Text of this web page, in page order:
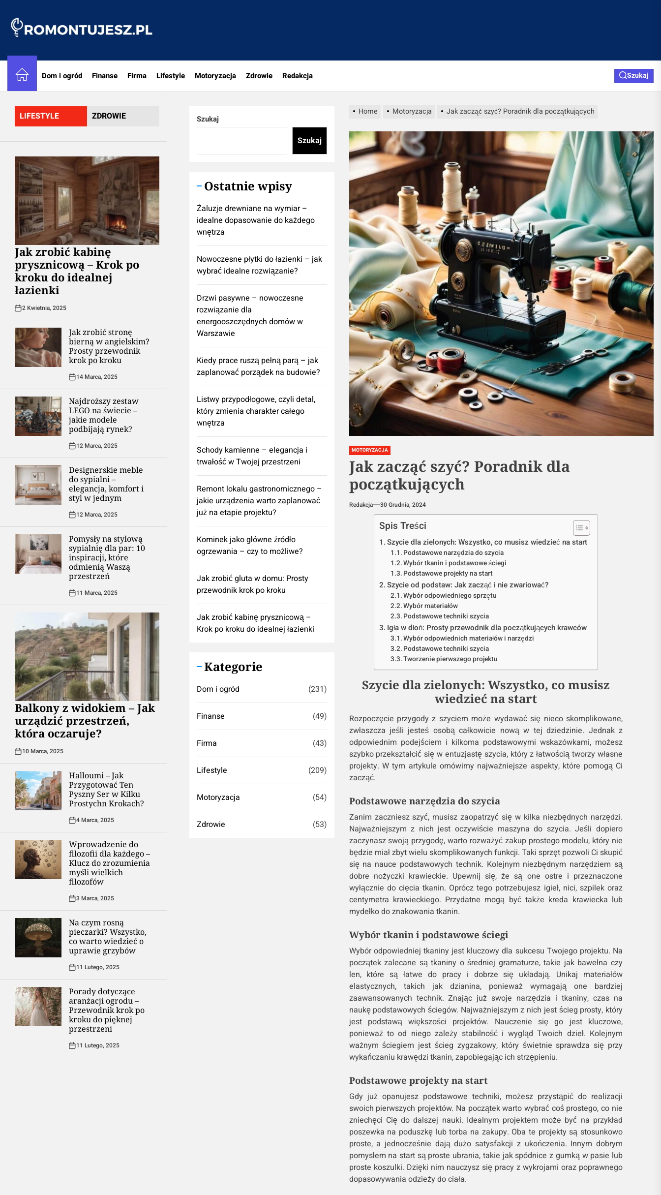
content
Dom i ogród Finanse Firma Lifestyle Motoryzacja Zdrowie Redakcja Szukaj
LIFESTYLE ZDROWIE
Jak zrobić kabinę
prysznicową – Krok po
kroku do idealnej
łazienki
2 Kwietnia, 2025
Jak zrobić stronę
bierną w angielskim?
Prosty przewodnik
krok po kroku
14 Marca, 2025
Najdroższy zestaw
LEGO na świecie –
jakie modele
podbijają rynek?
12 Marca, 2025
Designerskie meble
do sypialni –
elegancja, komfort i
styl w jednym
12 Marca, 2025
Pomysły na stylową
sypialnię dla par: 10
inspiracji, które
odmienią Waszą
przestrzeń
11 Marca, 2025
Balkony z widokiem – Jak
urządzić przestrzeń,
która oczaruje?
10 Marca, 2025
Halloumi – Jak
Przygotować Ten
Pyszny Ser w Kilku
Prostychn Krokach?
4 Marca, 2025
Wprowadzenie do
filozofii dla każdego –
Klucz do zrozumienia
myśli wielkich
filozofów
3 Marca, 2025
Na czym rosną
pieczarki? Wszystko,
co warto wiedzieć o
uprawie grzybów
11 Lutego, 2025
Porady dotyczące
aranżacji ogrodu –
Przewodnik krok po
kroku do pięknej
przestrzeni
11 Lutego, 2025
Home Motoryzacja Jak zacząć szyć? Poradnik dla początkujących
MOTORYZACJA
Jak zacząć szyć? Poradnik dla
początkujących
Redakcja 30 Grudnia, 2024
Spis Treści
Szycie dla zielonych: Wszystko, co musisz wiedzieć na start
Podstawowe narzędzia do szycia
Wybór tkanin i podstawowe ściegi
Podstawowe projekty na start
Szycie od podstaw: Jak zacząć i nie zwariować?
Wybór odpowiedniego sprzętu
Wybór materiałów
Podstawowe techniki szycia
Igła w dłoń: Prosty przewodnik dla początkujących krawców
Wybór odpowiednich materiałów i narzędzi
Podstawowe techniki szycia
Tworzenie pierwszego projektu
Szycie dla zielonych: Wszystko, co musisz
wiedzieć na start
Rozpoczęcie przygody z szyciem może wydawać się nieco skomplikowane,
zwłaszcza jeśli jesteś osobą całkowicie nową w tej dziedzinie. Jednak z
odpowiednim podejściem i kilkoma podstawowymi wskazówkami, możesz
szybko przekształcić się w entuzjastę szycia, który z łatwością tworzy własne
projekty. W tym artykule omówimy najważniejsze aspekty, które pomogą Ci
zacząć.
Podstawowe narzędzia do szycia
Zanim zaczniesz szyć, musisz zaopatrzyć się w kilka niezbędnych narzędzi.
Najważniejszym z nich jest oczywiście maszyna do szycia. Jeśli dopiero
zaczynasz swoją przygodę, warto rozważyć zakup prostego modelu, który nie
będzie miał zbyt wielu skomplikowanych funkcji. Taki sprzęt pozwoli Ci skupić
się na nauce podstawowych technik. Kolejnym niezbędnym narzędziem są
dobre nożyczki krawieckie. Upewnij się, że są one ostre i przeznaczone
wyłącznie do cięcia tkanin. Oprócz tego potrzebujesz igieł, nici, szpilek oraz
centymetra krawieckiego. Przydatne mogą być także kreda krawiecka lub
mydełko do znakowania tkanin.
Wybór tkanin i podstawowe ściegi
Wybór odpowiedniej tkaniny jest kluczowy dla sukcesu Twojego projektu. Na
początek zalecane są tkaniny o średniej gramaturze, takie jak bawełna czy
len, które są łatwe do pracy i dobrze się układają. Unikaj materiałów
elastycznych, takich jak dzianina, ponieważ wymagają one bardziej
zaawansowanych technik. Znając już swoje narzędzia i tkaniny, czas na
naukę podstawowych ściegów. Najważniejszym z nich jest ścieg prosty, który
jest podstawą większości projektów. Nauczenie się go jest kluczowe,
ponieważ to od niego zależy stabilność i wygląd Twoich dzieł. Kolejnym
ważnym ściegiem jest ścieg zygzakowy, który świetnie sprawdza się przy
wykańczaniu krawędzi tkanin, zapobiegając ich strzępieniu.
Podstawowe projekty na start
Gdy już opanujesz podstawowe techniki, możesz przystąpić do realizacji
swoich pierwszych projektów. Na początek warto wybrać coś prostego, co nie
zniechęci Cię do dalszej nauki. Idealnym projektem może być na przykład
poszewka na poduszkę lub torba na zakupy. Oba te projekty są stosunkowo
proste, a jednocześnie dają dużo satysfakcji z ukończenia. Innym dobrym
pomysłem na start są proste ubrania, takie jak spódnice z gumką w pasie lub
proste koszulki. Dzięki nim nauczysz się pracy z wykrojami oraz poprawnego
dopasowywania odzieży do ciała.
Szukaj
Szukaj
Ostatnie wpisy
Żaluzje drewniane na wymiar –
idealne dopasowanie do każdego
wnętrza
Nowoczesne płytki do łazienki – jak
wybrać idealne rozwiązanie?
Drzwi pasywne – nowoczesne
rozwiązanie dla
energooszczędnych domów w
Warszawie
Kiedy prace ruszą pełną parą – jak
zaplanować porządek na budowie?
Listwy przypodłogowe, czyli detal,
który zmienia charakter całego
wnętrza
Schody kamienne – elegancja i
trwałość w Twojej przestrzeni
​Remont lokalu gastronomicznego –
jakie urządzenia warto zaplanować
już na etapie projektu?
Kominek jako główne źródło
ogrzewania – czy to możliwe?
Jak zrobić gluta w domu: Prosty
przewodnik krok po kroku
Jak zrobić kabinę prysznicową –
Krok po kroku do idealnej łazienki
Kategorie
Dom i ogród (231)
Finanse (49)
Firma (43)
Lifestyle (209)
Motoryzacja (54)
Zdrowie (53)